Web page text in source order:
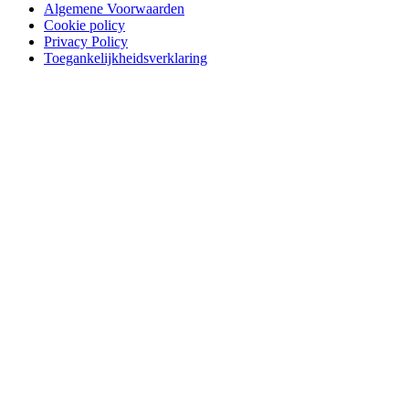
Algemene Voorwaarden
Cookie policy
Privacy Policy
Toegankelijkheidsverklaring